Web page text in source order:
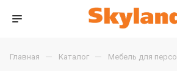
Главная — Каталог — Мебель для